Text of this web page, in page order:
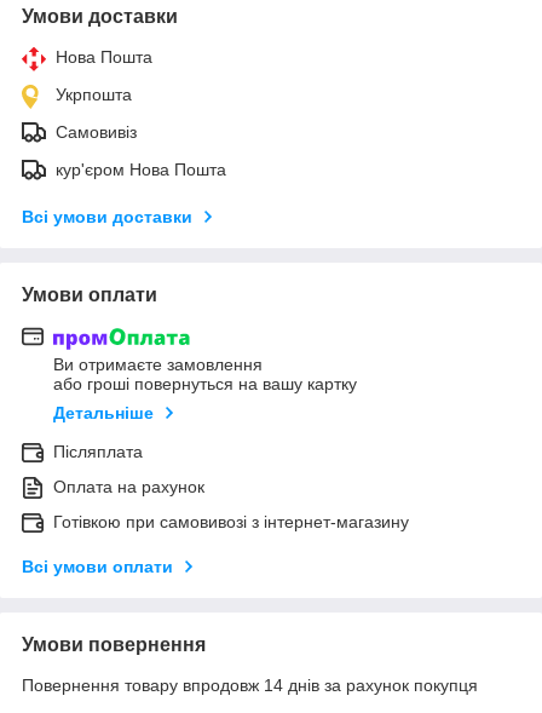
Умови доставки
Нова Пошта
Укрпошта
Самовивіз
кур'єром Нова Пошта
Всі умови доставки
Умови оплати
Ви отримаєте замовлення
або гроші повернуться на вашу картку
Детальніше
Післяплата
Оплата на рахунок
Готівкою при самовивозі з інтернет-магазину
Всі умови оплати
Умови повернення
Повернення товару впродовж 14 днів за рахунок покупця